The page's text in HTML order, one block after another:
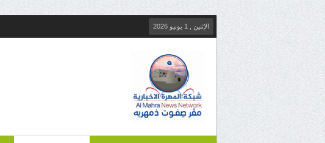
الإثنين , 1 يونيو 2026